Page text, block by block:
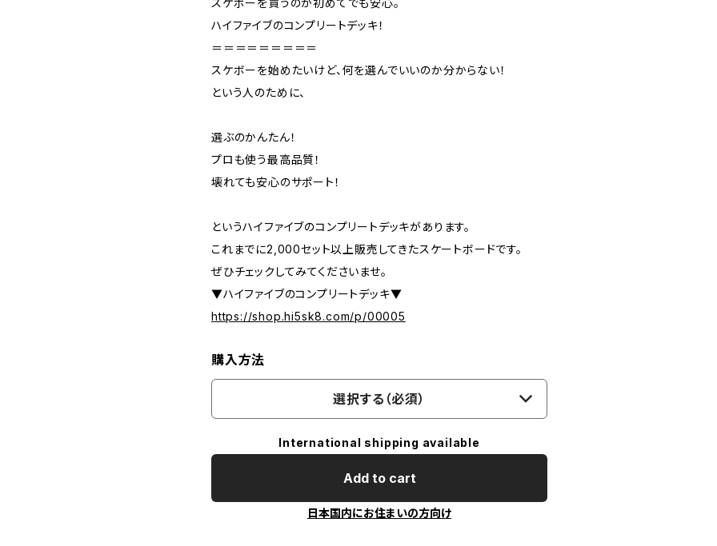
スケボーを買うのが初めてでも安心。
ハイファイブのコンプリートデッキ！
＝＝＝＝＝＝＝＝＝
スケボーを始めたいけど、何を選んでいいのか分からない！
という人のために、
選ぶのかんたん！
プロも使う最高品質！
壊れても安心のサポート！
というハイファイブのコンプリートデッキがあります。
これまでに2,000セット以上販売してきたスケートボードです。
ぜひチェックしてみてくださいませ。
▼ハイファイブのコンプリートデッキ▼
https://shop.hi5sk8.com/p/00005
購入方法
選択する（必須）
International shipping available
Add to cart
日本国内にお住まいの方向け